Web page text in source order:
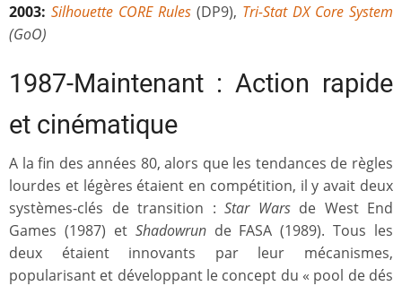
2003: Silhouette CORE Rules (DP9), Tri-Stat DX Core System
(GoO)
1987-Maintenant : Action rapide
et cinématique
A la fin des années 80, alors que les tendances de règles
lourdes et légères étaient en compétition, il y avait deux
systèmes-clés de transition : Star Warsde West End
Games (1987) et Shadowrunde FASA (1989). Tous les
deux étaient innovants par leur mécanismes,
popularisant et développant le concept du « pool de dés